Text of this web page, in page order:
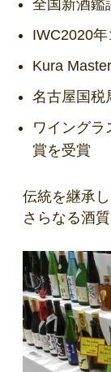
全国新酒鑑
IWC2020
Kura
名古屋国税
ワイングラ
賞を受賞
伝統を継承
さらなる酒